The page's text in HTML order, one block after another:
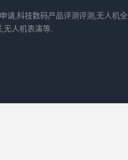
请,科技数码产品评测评测,无人机全
无人机表演等.